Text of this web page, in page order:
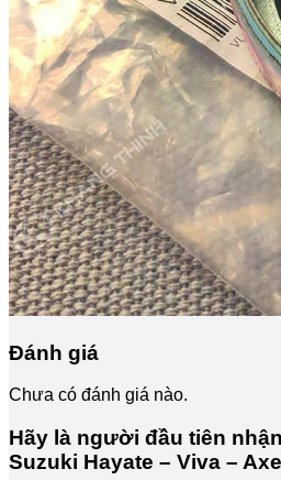
Đánh giá
Chưa có đánh giá nào.
Hãy là người đầu tiên
Suzuki Hayate – Viva –